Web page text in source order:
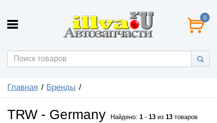
0
Главная Бренды
TRW - Germany Найдено: 1 - 13 из 13 товаров